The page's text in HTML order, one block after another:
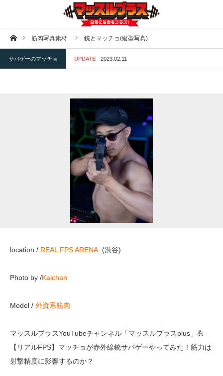
ホーム筋肉写真素材 銃とマッチョ(縦型写真)
サバゲーのマッチョ UPDATE 2023.02.11
location / REAL FPS ARENA (渋谷)
Photo by /Kaichan
Model / 外資系筋肉
マッスルプラスYouTubeチャンネル「マッスルプラスplus」💪
【リアルFPS】マッチョが赤外線銃サバゲーやってみた！筋力は
射撃精度に影響するのか？